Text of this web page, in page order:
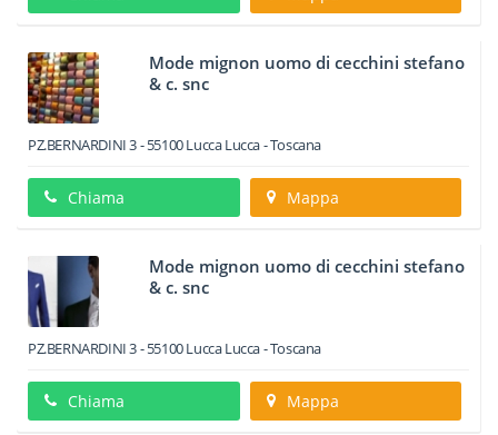
Mode mignon uomo di cecchini stefano
& c. snc
PZ.BERNARDINI 3-55100LuccaLucca -Toscana
Chiama Mappa
Mode mignon uomo di cecchini stefano
& c. snc
PZ.BERNARDINI 3-55100LuccaLucca -Toscana
Chiama Mappa